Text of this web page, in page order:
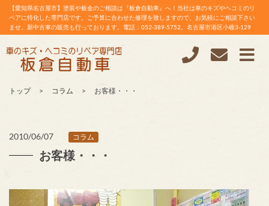
【愛知県名古屋市】塗装や板金のご相談は『板倉自動車』へ！当社は車のキズやヘコミのリ
ペアに特化した専門店です。ご予算に合わせた修理を致しますので、お気軽にご相談下さい
ませ。新中古車の販売も行っております。電話：052-389-5752。名古屋市港区小碓3-129
トップ コラム お客様・・・
2010/06/07 コラム
お客様・・・